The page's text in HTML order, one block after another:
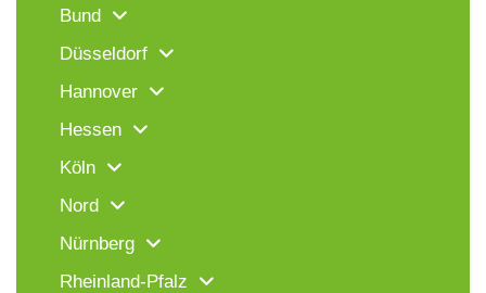
Bund
Düsseldorf
Hannover
Hessen
Köln
Nord
Nürnberg
Rheinland-Pfalz